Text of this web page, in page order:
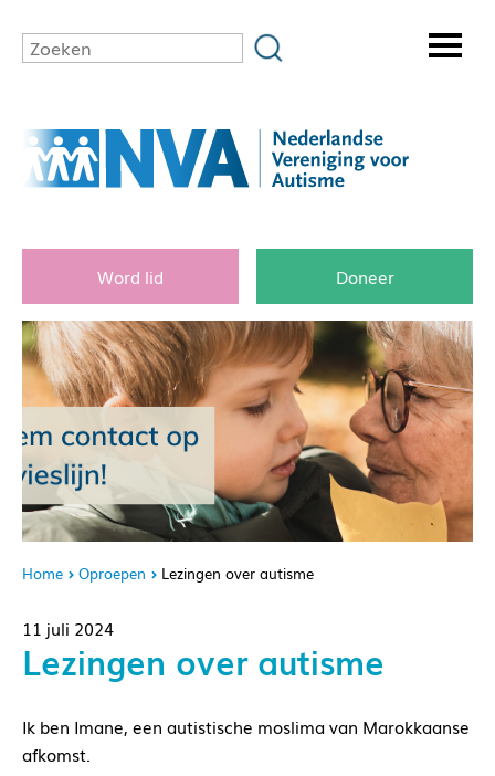
Word lid Doneer
Home Oproepen Lezingen over autisme
11 juli 2024
Lezingen over autisme
Ik ben Imane, een autistische moslima van Marokkaanse
afkomst.